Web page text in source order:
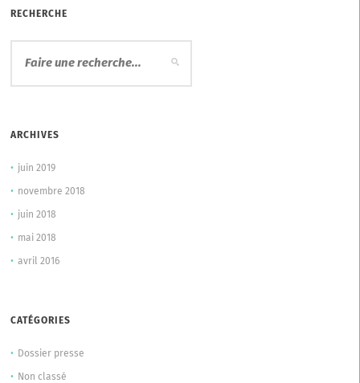
RECHERCHE
ARCHIVES
juin 2019
novembre 2018
juin 2018
mai 2018
avril 2016
CATÉGORIES
Dossier presse
Non classé